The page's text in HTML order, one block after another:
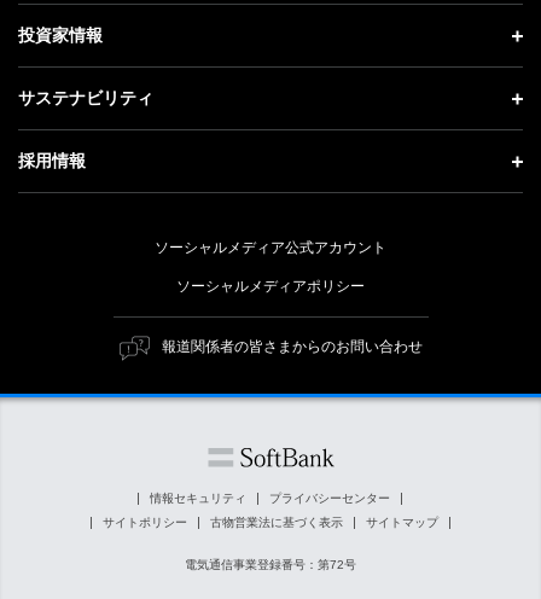
更新情報
記者説明会
社長メッセージ
事業紹介
ガバナンス
理念・ビジョン・戦略 トップ
成長戦略「Activate AI for Society」
人材戦略
投資家情報
投資家情報 トップ
経営方針
個人投資家の皆さまへ
株式と社債について
サステナビリティ
サステナビリティ トップ
トップメッセージ
ESG方針・体制
マテリアリティ（重要課題）
ESGの主な取り組み
外部評価・イニシアチブ
採用情報
キャリア採用
障がい者採用
ソーシャルメディア公式アカウント
ソーシャルメディアポリシー
報道関係者の皆さまからのお問い合わせ
情報セキュリティ
プライバシーセンター
サイトポリシー
古物営業法に基づく表示 サイトマップ
電気通信事業登録番号：第72号